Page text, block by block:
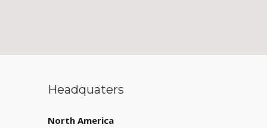
Headquaters
North America